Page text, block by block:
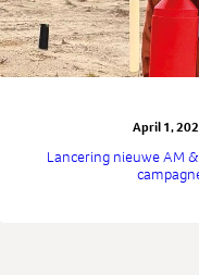
April 1,
Lancering nieuwe AM